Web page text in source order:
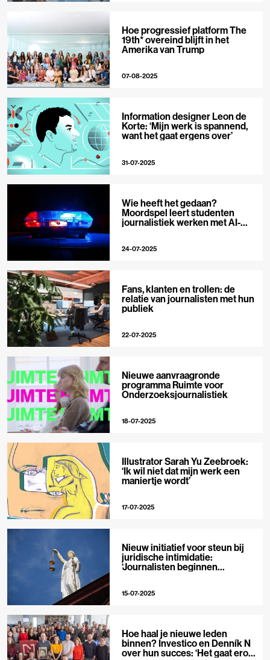
Hoe progressief platform The
19th* overeind blijft in het
Amerika van Trump
07-08-2025
Information designer Leon de
Korte: ‘Mijn werk is spannend,
want het gaat ergens over’
31-07-2025
Wie heeft het gedaan?
Moordspel leert studenten
journalistiek werken met AI-
24-07-2025
Fans, klanten en trollen: de
relatie van journalisten met hun
publiek
22-07-2025
Nieuwe aanvraagronde
programma Ruimte voor
Onderzoeksjournalistiek
18-07-2025
Illustrator Sarah Yu Zeebroek:
‘Ik wil niet dat mijn werk een
maniertje wordt’
17-07-2025
Nieuw initiatief voor steun bij
juridische intimidatie:
‘Journalisten beginnen
15-07-2025
Hoe haal je nieuwe leden
binnen? Investico en Denník N
over hun succes: ‘Het gaat erom